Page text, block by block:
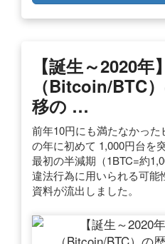
【誕生～2020
（Bitcoin/BTC
移の …
前年10円にも満たなかった
の年に初めて 1,000円台を
最初の半減期（1BTC=約
違法行為に用いられる可能
資料が流出しました。